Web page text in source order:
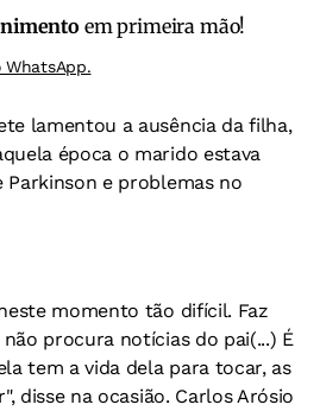
em primeira mão!
lamentou a ausência da filha,
época o marido estava
e problemas no
momento tão difícil. Faz
procura notícias do pai(...) É
tem a vida dela para tocar, as
disse na ocasião. Carlos Arósio